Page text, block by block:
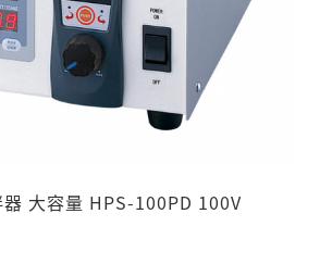
大容量 HPS-100PD 100V